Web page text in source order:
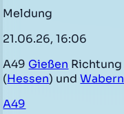
Meldung
21.06.26, 16:06
A49 Gießen Richtung
(Hessen) undWabern
A49